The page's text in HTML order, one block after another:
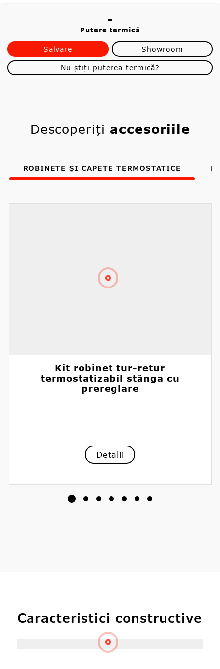
-
Putere termică
Salvare Showroom
Nu știți puterea termică?
Descoperiți accesoriile
ROBINETE ŞI CAPETE TERMOSTATICE
Kit robinet tur-retur
termostatizabil stânga cu
prereglare
Detalii
Caracteristici constructive